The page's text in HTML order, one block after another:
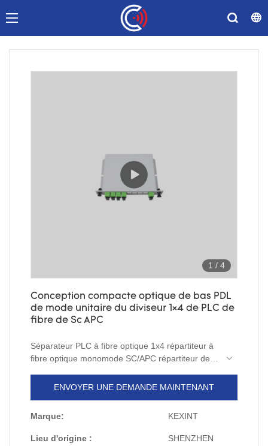
1 / 4
Conception compacte optique de bas PDL
de mode unitaire du diviseur 1×4 de PLC de
fibre de Sc APC
Séparateur PLC à fibre optique 1x4 répartiteur à
fibre optique monomode SC/APC répartiteur de
d'emballage personnalisée. puis mettre dans un
distribution d'énergie optique à guide d'ondes
intégré au substrat de quartz, présente les
ENVOYER UNE DEMANDE MAINTENANT
Marque: KEXINT
Lieu d'origine : SHENZHEN